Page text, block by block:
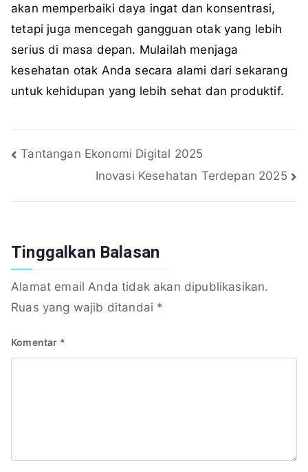
akan memperbaiki daya ingat dan konsentrasi,
tetapi juga mencegah gangguan otak yang lebih
serius di masa depan. Mulailah menjaga
kesehatan otak Anda secara alami dari sekarang
untuk kehidupan yang lebih sehat dan produktif.
Navigasi
Tantangan Ekonomi Digital 2025
Inovasi Kesehatan Terdepan 2025
Tinggalkan Balasan
Alamat email Anda tidak akan dipublikasikan.
Ruas yang wajib ditandai *
Komentar *